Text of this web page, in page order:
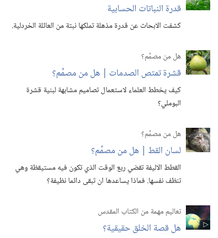
قدرة النباتات الحسابية
كشفت الابحاث عن قدرة مذهلة تملكها نبتة من العائلة الخردلية.‏
هل من مصمِّم؟‏
قشرة تمتص الصدمات | هل من مصمِّم؟‏
كيف يخطط العلماء لاستعمال تصاميم مشابهة لبنية قشرة
البوملي؟‏
هل من مصمِّم؟‏
لسان القط | هل من مصمِّم؟‏
القطط الاليفة تقضي ربع الوقت الذي تكون فيه مستيقظة وهي
تنظف نفسها.‏ فماذا يساعدها ان تبقى دائما نظيفة؟‏
تعاليم مهمة من الكتاب المقدس
هل قصة الخلق حقيقية؟‏